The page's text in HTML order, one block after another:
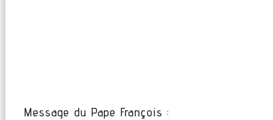
Message du Pape François :